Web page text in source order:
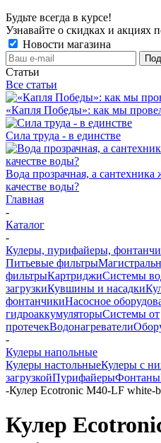
Будьте всегда в курсе!
Узнавайте о скидках и акциях
Новости магазина
Статьи
Все статьи
«Капля Победы»: как мы
Сила труда - в единстве
Вода прозрачная, а сантехника
качестве воды?
Главная
-
Каталог
-
Кулеры, пурифайеры,
Питьевые фильтры
фильтрыКартриджиСистемы
загрузкиКувшины и насадки
фонтанчикиНасосное
гидроаккумуляторыСистемы от
протечекВодонагреватели
-
Кулеры напольные
Кулеры настольныеКулеры с
загрузкойПурифайерыФонтаны
-Кулер Ecotronic M40-LF white-
Кулер